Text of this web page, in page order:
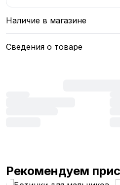
Наличие в магазине
Сведения о товаре
Рекомендуем